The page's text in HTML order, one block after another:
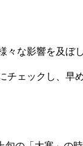
々な影響を及ぼ
チェックし、早